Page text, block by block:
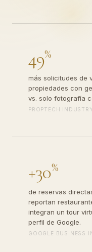
49%
más solicitudes de
propiedades con
vs. solo fotografía
PROPTECH
+30%
de reservas
reportan
integran un tour
perfil de Google.
GOOGLE BUSINESS